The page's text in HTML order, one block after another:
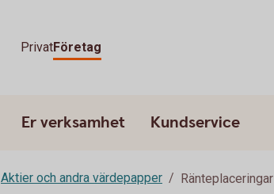
PrivatFöretag
Er verksamhet Kundservice
Aktier och andra värdepapper Ränteplaceringar